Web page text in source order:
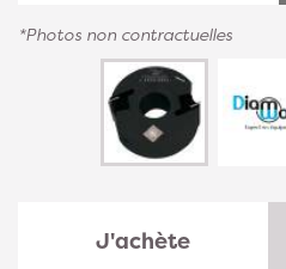
*Photos non contractuelles
J'achète